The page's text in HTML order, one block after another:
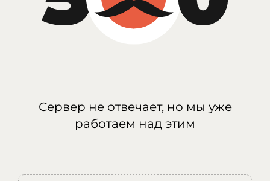
Сервер не отвечает, но мы уже
работаем над этим